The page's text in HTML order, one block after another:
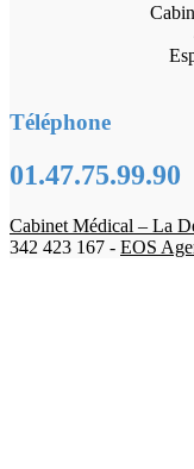
Téléphone
01.47.75.99.90
Cabinet Médical – La
342 423 167 - EOS